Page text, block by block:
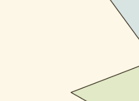
Через окруж­но­сти
зон­таль­ные»